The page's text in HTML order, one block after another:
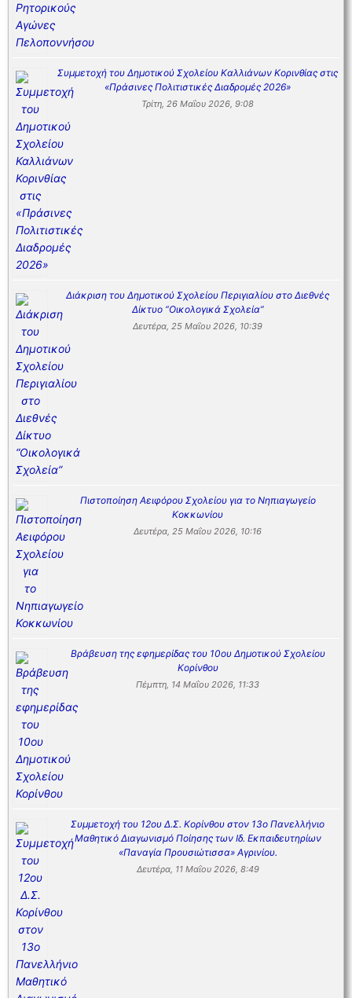
Συμμετοχή του Δημοτικού Σχολείου Καλλιάνων Κορινθίας στις
«Πράσινες Πολιτιστικές Διαδρομές 2026»
Τρίτη, 26 Μαΐου 2026, 9:08
Διάκριση του Δημοτικού Σχολείου Περιγιαλίου στο Διεθνές
Δίκτυο “Οικολογικά Σχολεία”
Δευτέρα, 25 Μαΐου 2026, 10:39
Πιστοποίηση Αειφόρου Σχολείου για το Νηπιαγωγείο
Κοκκωνίου
Δευτέρα, 25 Μαΐου 2026, 10:16
Βράβευση της εφημερίδας του 10ου Δημοτικού Σχολείου
Κορίνθου
Πέμπτη, 14 Μαΐου 2026, 11:33
Συμμετοχή του 12ου Δ.Σ. Κορίνθου στον 13ο Πανελλήνιο
Μαθητικό Διαγωνισμό Ποίησης των Ιδ. Εκπαιδευτηρίων
«Παναγία Προυσιώτισσα» Αγρινίου.
Δευτέρα, 11 Μαΐου 2026, 8:49